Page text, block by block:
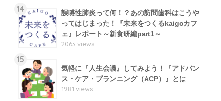
14
誤嚥性肺炎って何！？あの訪問歯科はこうや
ってはじまった！『未来をつくるkaigoカフ
ェ』レポート～新食研編part1～
2063 views
15
気軽に『人生会議』してみよう！『アドバン
ス・ケア・プランニング（ACP）』とは
1981 views